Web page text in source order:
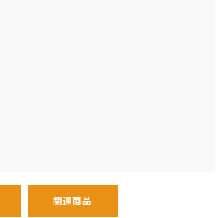
関連商品